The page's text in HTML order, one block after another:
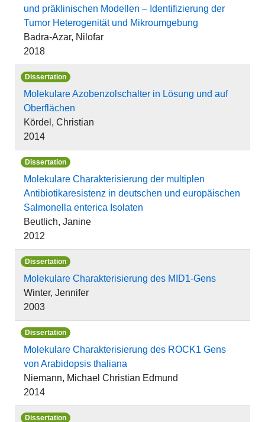
und präklinischen Modellen – Identifizierung der
Tumor Heterogenität und Mikroumgebung
Badra-Azar, Nilofar
2018
Dissertation
Molekulare Azobenzolschalter in Lösung und auf
Oberflächen
Kördel, Christian
2014
Dissertation
Molekulare Charakterisierung der multiplen
Antibiotikaresistenz in deutschen und europäischen
Salmonella enterica Isolaten
Beutlich, Janine
2012
Dissertation
Molekulare Charakterisierung des MID1-Gens
Winter, Jennifer
2003
Dissertation
Molekulare Charakterisierung des ROCK1 Gens
von Arabidopsis thaliana
Niemann, Michael Christian Edmund
2014
Dissertation